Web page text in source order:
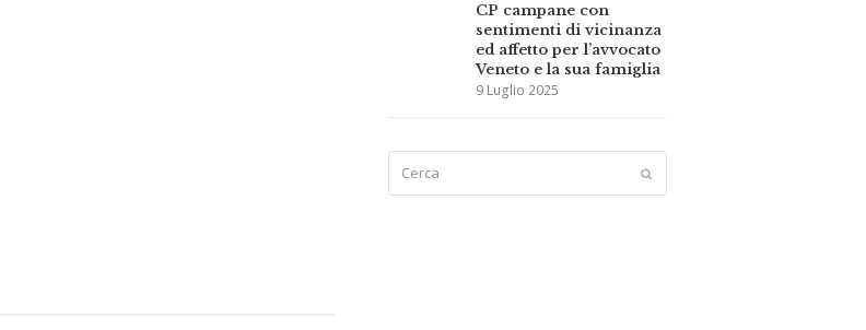
CP campane con
sentimenti di vicinanza
ed affetto per l’avvocato
Veneto e la sua famiglia
9 Luglio 2025